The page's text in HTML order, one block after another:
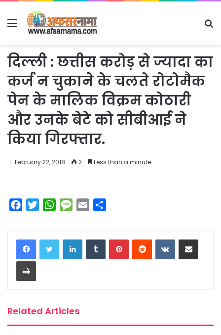
Menu
दिल्ली : छत्तीस करोड़ से ज्यादा का
कर्ज न चुकाने के चलते रोटोमैक
पेन के मालिक विक्रम कोठारी
और उनके बेटे को सीबीआई ने
किया गिरफ्तार.
February 22, 2018 2 Less than a minute
c
e
b
o
o
i
t
t
W
a
t
s
M
s
s
a
a
i
a
r
e
LinkedInTumblrPinterestReddit VKontakteShare via Email
Print
Related Articles